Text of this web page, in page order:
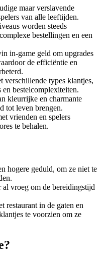
maar verslavende
van alle leeftijden.
worden steeds
bestellingen en een
in-game geld om upgrades
de efficiëntie en
verschillende types klantjes,
bestelcomplexiteiten.
kleurrijke en charmante
tot leven brengen.
vrienden en spelers
te behalen.
hogere geduld, om ze niet te
vroeg om de bereidingstijd
restaurant in de gaten en
te voorzien om ze